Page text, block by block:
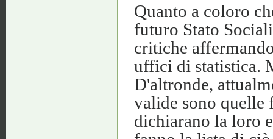
Quanto a coloro
futuro Stato
critiche
uffici di statistica.
D'altronde,
valide sono quelle
dichiarano la loro